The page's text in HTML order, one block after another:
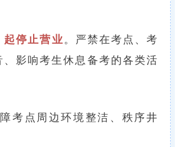
停止营业。严禁在考点、考
影响考生休息备考的各类活
考点周边环境整洁、秩序井